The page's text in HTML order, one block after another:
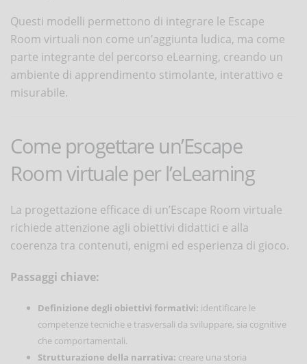
Questi modelli permettono di integrare le Escape
Room virtuali non come un’aggiunta ludica, ma come
parte integrante del percorso eLearning, creando un
ambiente di apprendimento stimolante, interattivo e
misurabile.
Come progettare un’Escape
Room virtuale per l’eLearning
La progettazione efficace di un’Escape Room virtuale
richiede attenzione agli obiettivi didattici e alla
coerenza tra contenuti, enigmi ed esperienza di gioco.
Passaggi chiave:
Definizione degli obiettivi formativi: identificare le
competenze tecniche e trasversali da sviluppare, sia cognitive
che comportamentali.
Strutturazione della narrativa: creare una storia